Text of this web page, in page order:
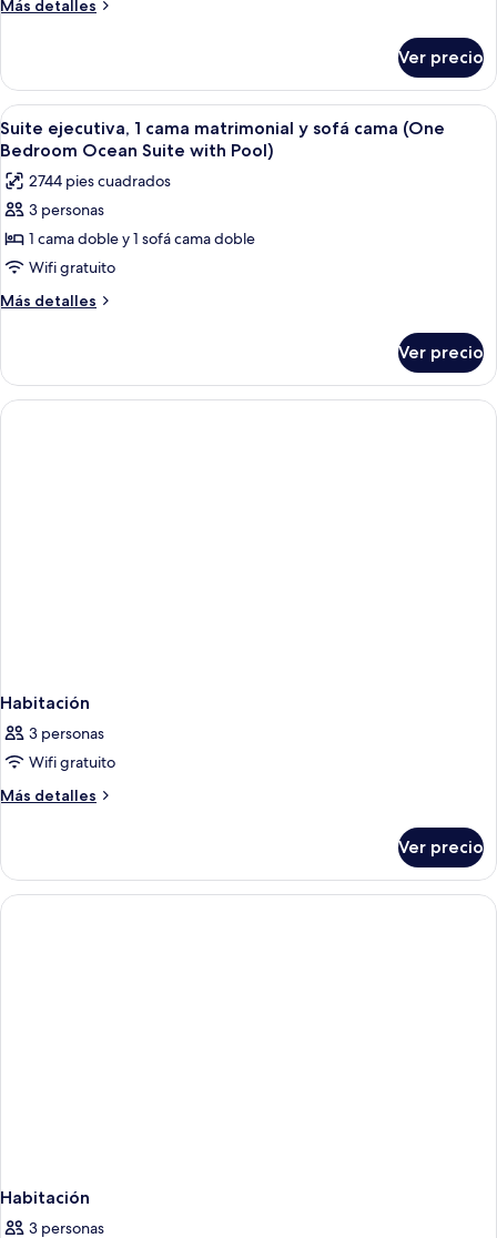
y
sofá
cama
(Beach
Villa)
Más detalles
superior,
cama
matrimonial
sofá
cama
(Beach
Villa)
Ver precio
Abrir
todas
las
fotos
de
Suite
ejecutiva,
1
y
sofá
cama
Un resort con piscina, dos
7
Suite ejecutiva, 1 cama matrimonial y sofá cama (One
Bedroom Ocean Suite with Pool)
2744 pies cuadrados
3 personas
1 cama doble y 1 sofá cama doble
Wifi gratuito
Más detalles
Más
ejecutiva,
cama
Ver precio
Habitación
3 personas
Wifi gratuito
Más detalles
Más
Ver precio
Habitación
3 personas